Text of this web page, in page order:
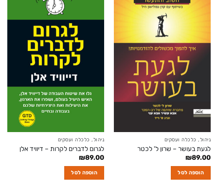
ניהול, כלכלה ועסקים
לגעת בעושר – שרון ל' לכטר
₪89.00
הוספה לסל
ניהול, כלכלה ועסקים
לגרום לדברים לקרות – דיוויד אלן
₪89.00
הוספה לסל